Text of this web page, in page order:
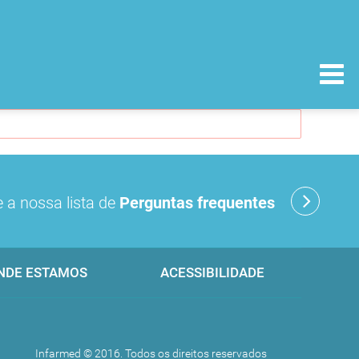
a nossa lista de Perguntas frequentes
ESTAMOS ACESSIBILIDADE
Infarmed © 2016. Todos os direitos reservados